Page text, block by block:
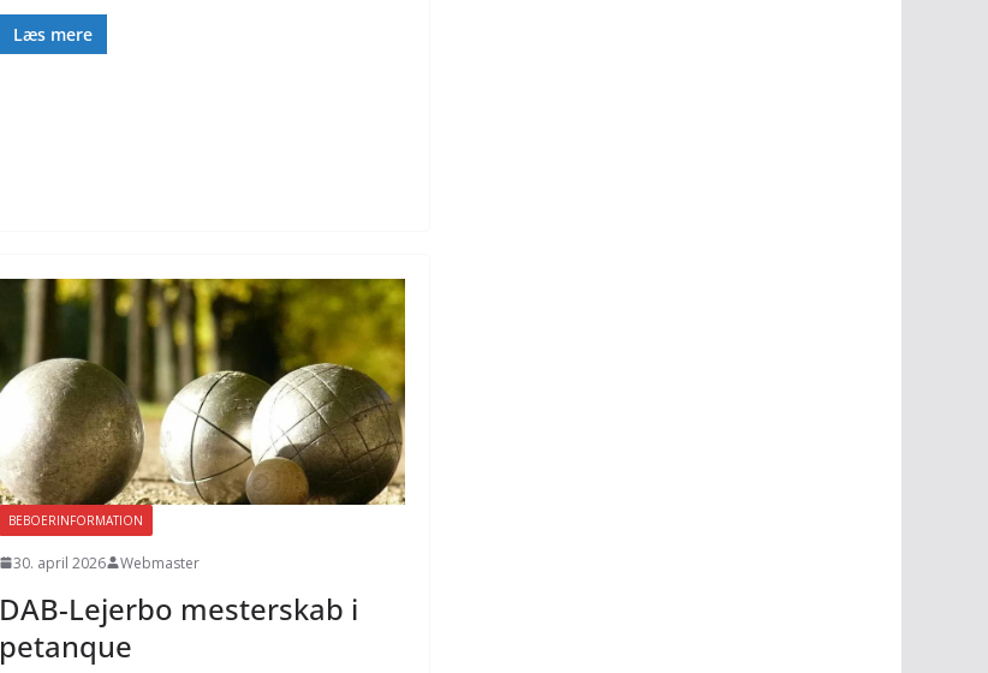
Læs mere
BEBOERINFORMATION
30. april 2026 Webmaster
DAB-Lejerbo mesterskab i
petanque